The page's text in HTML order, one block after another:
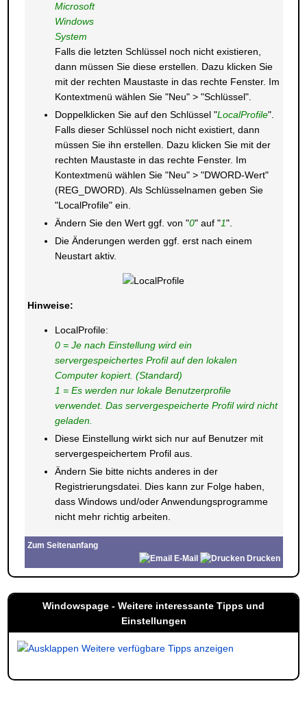
Microsoft
Windows
System
Falls die letzten Schlüssel noch nicht existieren,
dann müssen Sie diese erstellen. Dazu klicken Sie
mit der rechten Maustaste in das rechte Fenster. Im
Kontextmenü wählen Sie "Neu" > "Schlüssel".
Doppelklicken Sie auf den Schlüssel "LocalProfile".
Falls dieser Schlüssel noch nicht existiert, dann
müssen Sie ihn erstellen. Dazu klicken Sie mit der
rechten Maustaste in das rechte Fenster. Im
Kontextmenü wählen Sie "Neu" > "DWORD-Wert"
(REG_DWORD). Als Schlüsselnamen geben Sie
"LocalProfile" ein.
Ändern Sie den Wert ggf. von "0" auf "1".
Die Änderungen werden ggf. erst nach einem
Neustart aktiv.
Hinweise:
LocalProfile:
0 = Je nach Einstellung wird ein
servergespeichertes Profil auf den lokalen
Computer kopiert. (Standard)
1 = Es werden nur lokale Benutzerprofile
verwendet. Das servergespeicherte Profil wird nicht
geladen.
Diese Einstellung wirkt sich nur auf Benutzer mit
servergespeichertem Profil aus.
Ändern Sie bitte nichts anderes in der
Registrierungsdatei. Dies kann zur Folge haben,
dass Windows und/oder Anwendungsprogramme
nicht mehr richtig arbeiten.
Zum Seitenanfang
E-Mail
Drucken
Windowspage - Weitere interessante Tipps und
Einstellungen
Weitere verfügbare Tipps anzeigen